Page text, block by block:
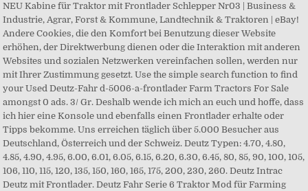
NEU Kabine für Traktor mit Frontlader Schlepper Nr03 | Business &
Industrie, Agrar, Forst & Kommune, Landtechnik & Traktoren | eBay!
Andere Cookies, die den Komfort bei Benutzung dieser Website
erhöhen, der Direktwerbung dienen oder die Interaktion mit anderen
Websites und sozialen Netzwerken vereinfachen sollen, werden nur
mit Ihrer Zustimmung gesetzt. Use the simple search function to find
your Used Deutz-Fahr d-5006-a-frontlader Farm Tractors For Sale
amongst 0 ads. 3/ Gr. Deshalb wende ich mich an euch und hoffe, dass
ich hier eine Konsole und ebenfalls einen Frontlader erhalte oder
Tipps bekomme. Uns erreichen täglich über 5.000 Besucher aus
Deutschland, Österreich und der Schweiz. Deutz Typen: 4.70, 4.80,
4.85, 4.90, 4.95, 6.00, 6.01, 6.05, 6.15, 6.20, 6.30, 6.45, 80, 85, 90, 100, 105,
106, 110, 115, 120, 135, 150, 160, 165, 175, 200, 230, 260. Deutz Intrac
Deutz mit Frontlader. Deutz Fahr Serie 6 Traktor Mod für Farming